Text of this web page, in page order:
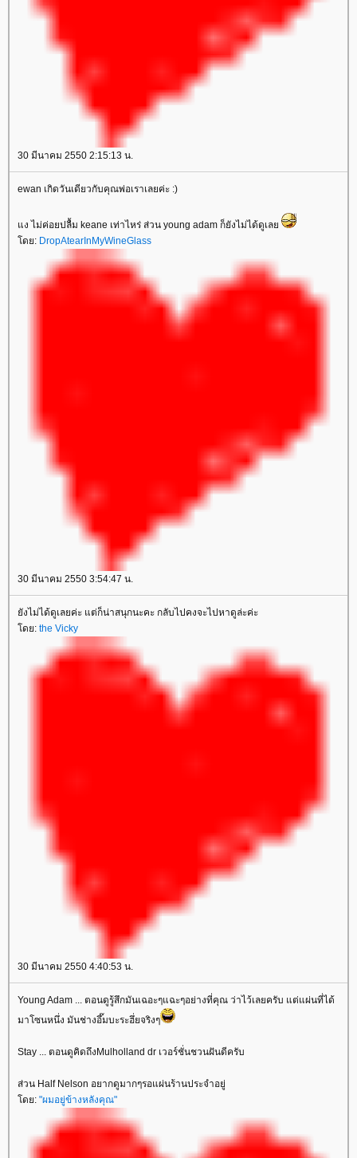
30 มีนาคม 2550 2:15:13 น.
ewan เกิดวันเดียวกับคุณพ่อเราเลยค่ะ :)
ง ไม่ค่อยปลื้ม keane เท่าไหร่ ส่วน young adam ก็ยังไม่ได้ดูเล
ดย: DropAtearInMyWineGlass
30 มีนาคม 2550 3:54:47 น.
ังไม่ได้ดูเลยค่ะ แต่ก็น่าสนุกนะคะ กลับไปคงจะไปหาดูล่ะค่ะ
ดย: the Vicky
30 มีนาคม 2550 4:40:53 น.
Young Adam ... ตอนดูรู้สึกมันเฉอะๆแฉะๆอย่างที่คุณ ว่าไว้เลยครับ แต่แผ่นที่ได้
มาโซนหนึ่ง มันช่างอึ๊มบะระฮึ่ยจริงๆ
Stay ... ตอนดูคิดถึงMulholland dr เวอร์ชั่นชวนฝันดีครับ
ส่วน Half Nelson อยากดูมากๆรอแผ่นร้านประจำอยู่
ดย: "ผมอยู่ข้างหลังคุณ"